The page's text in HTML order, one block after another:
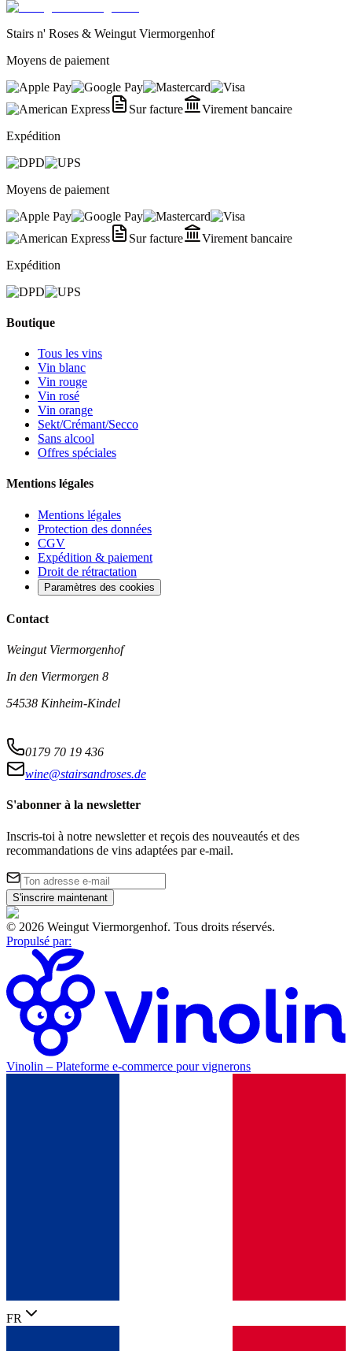
Stairs n' Roses & Weingut Viermorgenhof
Moyens de paiement
Sur facture
Virement bancaire
Expédition
Moyens de paiement
Sur facture
Virement bancaire
Expédition
Boutique
Tous les vins
Vin blanc
Vin rouge
Vin rosé
Vin orange
Sekt/Crémant/Secco
Sans alcool
Offres spéciales
Mentions légales
Mentions légales
Protection des données
CGV
Expédition & paiement
Droit de rétractation
Paramètres des cookies
Contact
Weingut Viermorgenhof
In den Viermorgen 8
54538 Kinheim-Kindel
0179 70 19 436
wine@stairsandroses.de
S'abonner à la newsletter
Inscris-toi à notre newsletter et reçois des nouveautés et des
recommandations de vins adaptées par e-mail.
S'inscrire maintenant
© 2026 Weingut Viermorgenhof. Tous droits réservés.
Propulsé par:
Vinolin – Plateforme e-commerce pour vignerons
FR